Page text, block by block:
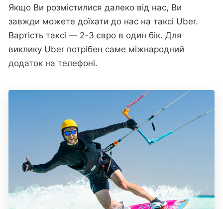
Якщо Ви розмістилися далеко від нас, Ви
завжди можете доїхати до нас на таксі Uber.
Вартість таксі — 2-3 євро в один бік. Для
виклику Uber потрібен саме міжнародний
додаток на телефоні.